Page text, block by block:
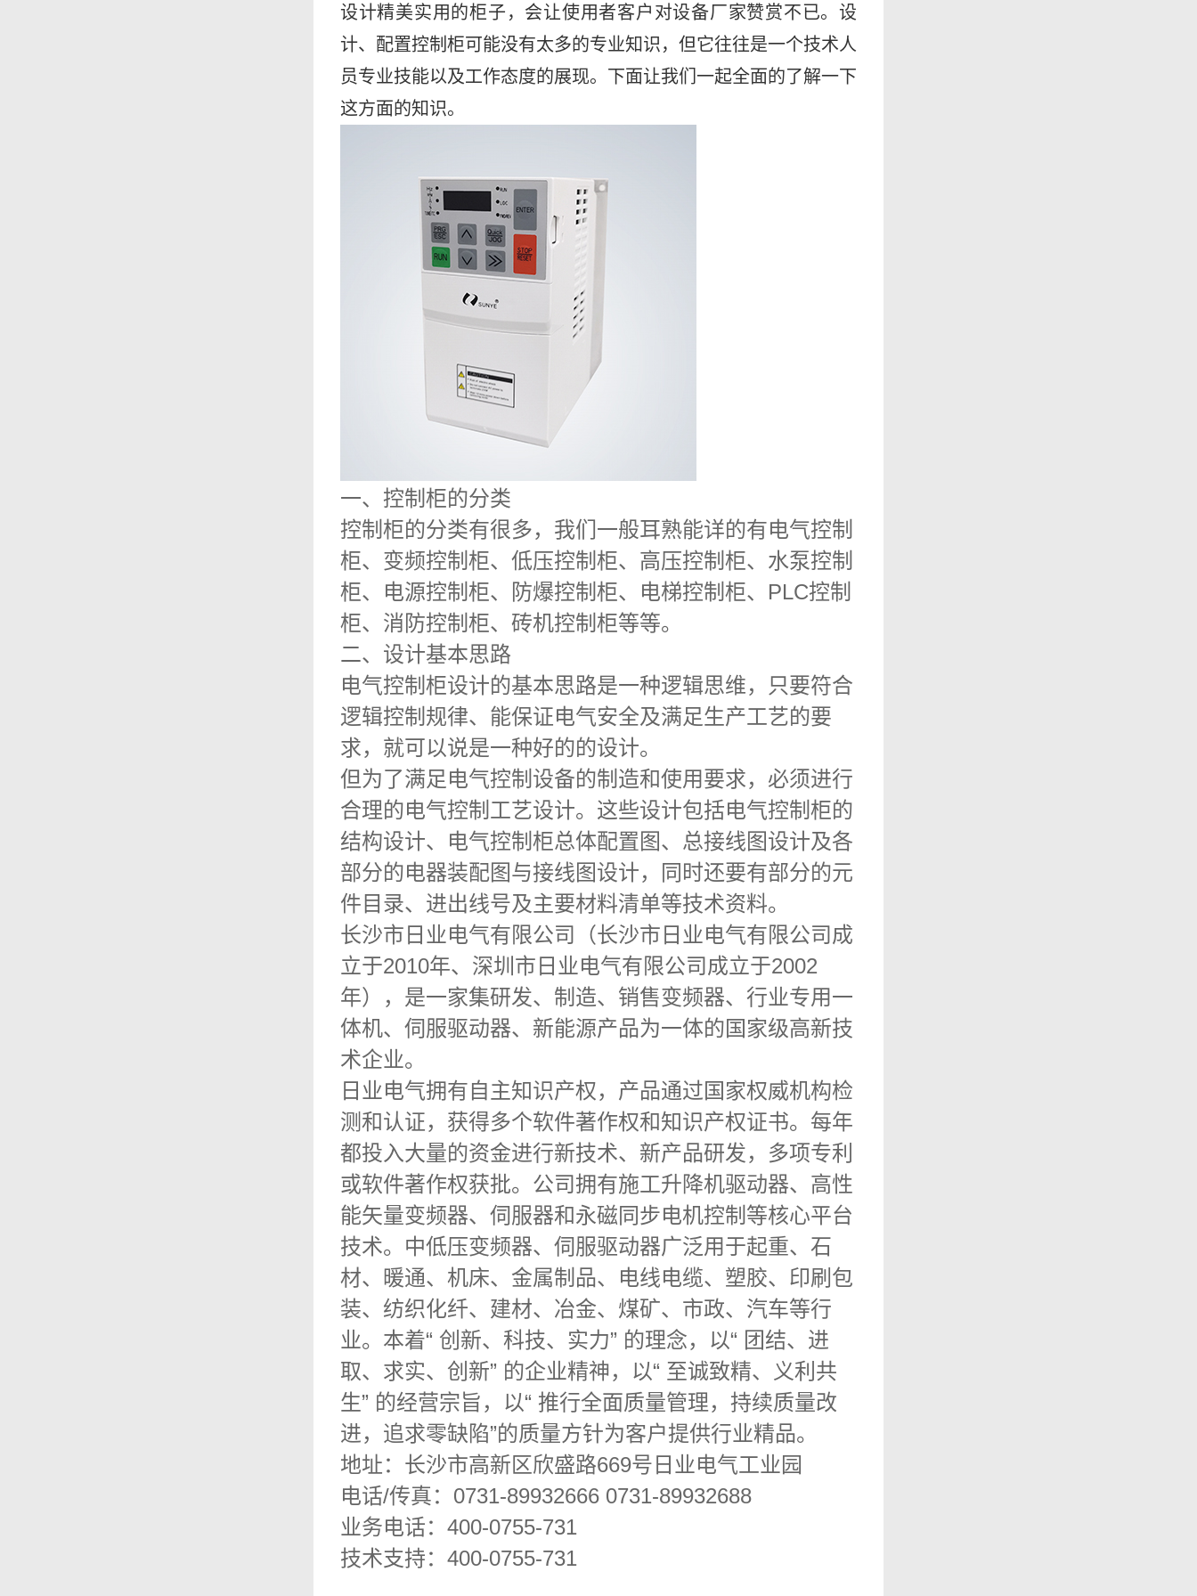
设计精美实用的柜子，会让使用者客户对设备厂家赞赏不已。设
计、配置控制柜可能没有太多的专业知识，但它往往是一个技术人
员专业技能以及工作态度的展现。下面让我们一起全面的了解一下
这方面的知识。
一、控制柜的分类
控制柜的分类有很多，我们一般耳熟能详的有电气控制
柜、变频控制柜、低压控制柜、高压控制柜、水泵控制
柜、电源控制柜、防爆控制柜、电梯控制柜、PLC控制
柜、消防控制柜、砖机控制柜等等。
二、设计基本思路
电气控制柜设计的基本思路是一种逻辑思维，只要符合
逻辑控制规律、能保证电气安全及满足生产工艺的要
求，就可以说是一种好的的设计。
但为了满足电气控制设备的制造和使用要求，必须进行
合理的电气控制工艺设计。这些设计包括电气控制柜的
结构设计、电气控制柜总体配置图、总接线图设计及各
部分的电器装配图与接线图设计，同时还要有部分的元
件目录、进出线号及主要材料清单等技术资料。
长沙市日业电气有限公司（长沙市日业电气有限公司成
立于2010年、深圳市日业电气有限公司成立于2002
年），是一家集研发、制造、销售变频器、行业专用一
体机、伺服驱动器、新能源产品为一体的国家级高新技
术企业。
日业电气拥有自主知识产权，产品通过国家权威机构检
测和认证，获得多个软件著作权和知识产权证书。每年
都投入大量的资金进行新技术、新产品研发，多项专利
或软件著作权获批。公司拥有施工升降机驱动器、高性
能矢量变频器、伺服器和永磁同步电机控制等核心平台
技术。中低压变频器、伺服驱动器广泛用于起重、石
材、暖通、机床、金属制品、电线电缆、塑胶、印刷包
装、纺织化纤、建材、冶金、煤矿、市政、汽车等行
业。本着“ 创新、科技、实力” 的理念，以“ 团结、进
取、求实、创新” 的企业精神，以“ 至诚致精、义利共
生” 的经营宗旨，以“ 推行全面质量管理，持续质量改
进，追求零缺陷”的质量方针为客户提供行业精品。
地址：长沙市高新区欣盛路669号日业电气工业园
电话/传真：0731-89932666 0731-89932688
业务电话：400-0755-731
技术支持：400-0755-731